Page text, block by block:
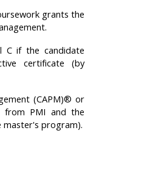
grants the
C if the candidate
certificate (by
(CAPM)® or
from PMI and the
master's program).